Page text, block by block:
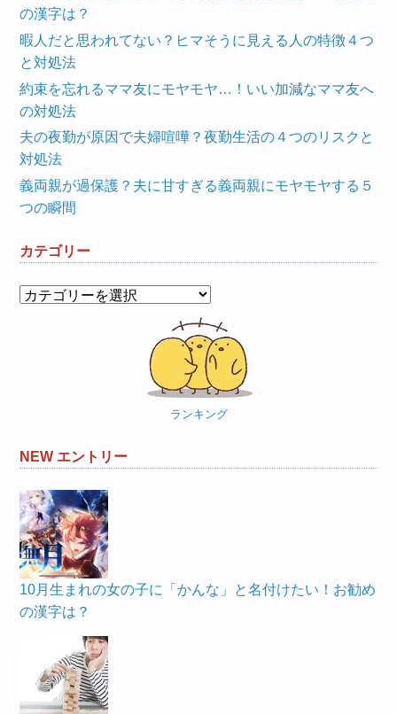
の漢字は？
暇人だと思われてない？ヒマそうに見える人の特徴４つ
と対処法
約束を忘れるママ友にモヤモヤ…！いい加減なママ友へ
の対処法
夫の夜勤が原因で夫婦喧嘩？夜勤生活の４つのリスクと
対処法
義両親が過保護？夫に甘すぎる義両親にモヤモヤする５
つの瞬間
カテゴリー
カ
ランキング
NEW エントリー
10月生まれの女の子に「かんな」と名付けたい！お勧め
の漢字は？